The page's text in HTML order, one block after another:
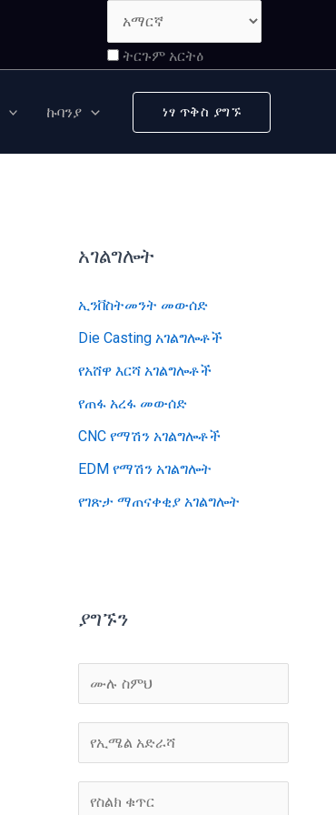
ትርጉም አርትዕ
ኩባንያ ነፃ ጥቅስ ያግኙ
አገልግሎት
ኢንቨስትመንት መውሰድ
Die Casting አገልግሎቶች
የአሸዋ እርሻ አገልግሎቶች
የጠፋ አረፋ መውሰድ
CNC የማሽን አገልግሎቶች
EDM የማሽን አገልግሎት
የገጽታ ማጠናቀቂያ አገልግሎት
ያግኙን
ም
ሜ